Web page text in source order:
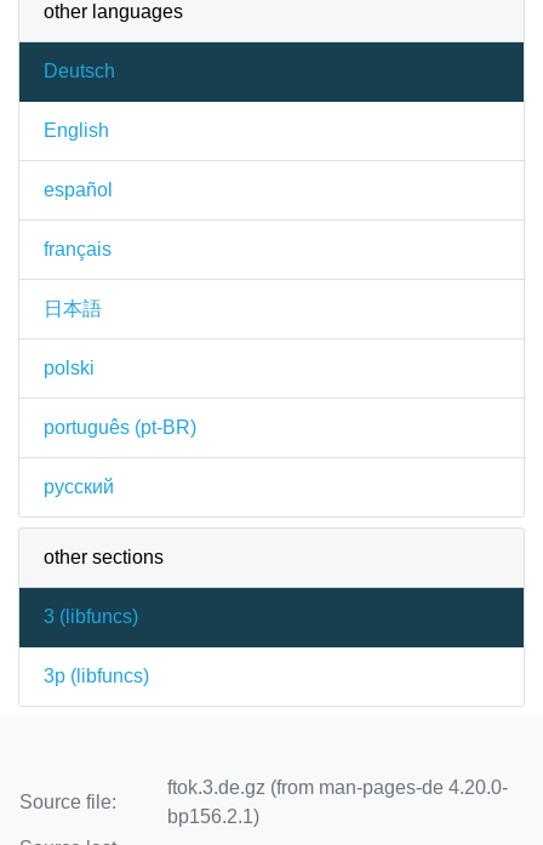
other languages
Deutsch
English
español
français
日本語
polski
português (pt-BR)
русский
other sections
3 ( libfuncs)
3p ( libfuncs)
Source file:
ftok.3.de.gz (from man-pages-de 4.20.0-
bp156.2.1)